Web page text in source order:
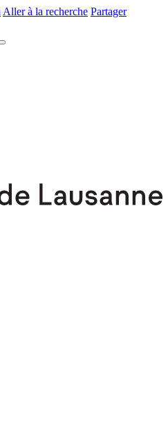
Aller à la recherche Partager